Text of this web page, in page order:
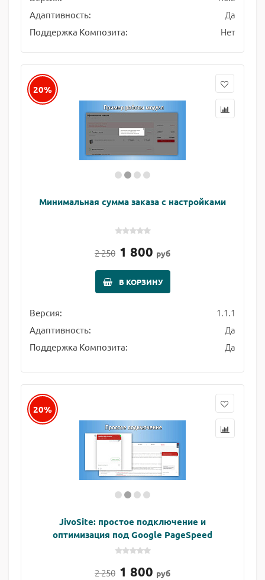
Адаптивность: Да
Поддержка Композита: Нет
20%
Минимальная сумма заказа с настройками
2 250 1 800 руб
В КОРЗИНУ
Версия: 1.1.1
Адаптивность: Да
Поддержка Композита: Да
20%
JivoSite: простое подключение и
оптимизация под Google PageSpeed
2 250 1 800 руб